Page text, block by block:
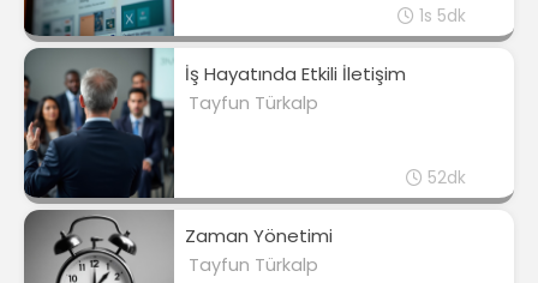
1s 5dk
İş Hayatında Etkili İletişim
Tayfun Türkalp
52dk
Zaman Yönetimi
Tayfun Türkalp